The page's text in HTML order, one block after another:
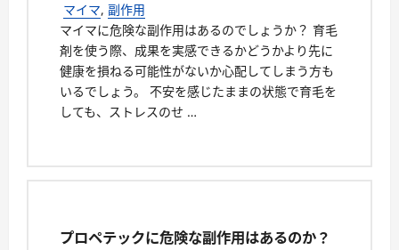
マイマ, 副作用
マイマに危険な副作用はあるのでしょうか？ 育毛
剤を使う際、成果を実感できるかどうかより先に
健康を損ねる可能性がないか心配してしまう方も
いるでしょう。 不安を感じたままの状態で育毛を
しても、ストレスのせ …
プロペテックに危険な副作用はあるのか？